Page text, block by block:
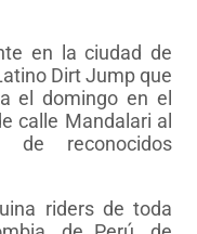
en la ciudad de
Dirt Jump que
el domingo en el
calle Mandalari al
reconocidos
riders de toda